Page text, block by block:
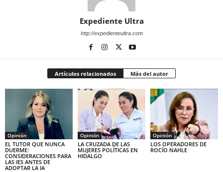
Expediente Ultra
http://expedienteultra.com
Artículos relacionados Más del autor
Opinión
EL TUTOR QUE NUNCA
DUERME:
CONSIDERACIONES PARA
LAS IES ANTES DE
ADOPTAR LA IA
Opinión
LA CRUZADA DE LAS
MUJERES POLÍTICAS EN
HIDALGO
Opinión
LOS OPERADORES DE
ROCÍO NAHLE